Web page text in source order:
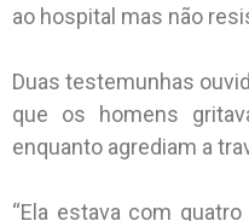
ao hospital mas não
Duas testemunhas
que os homens
enquanto agrediam a
“Ela estava com